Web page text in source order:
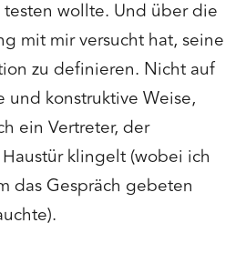
wollte. Und über die
mit mir versucht hat, seine
zu definieren. Nicht auf
konstruktive Weise,
ein Vertreter, der
klingelt (wobei ich
das Gespräch gebeten